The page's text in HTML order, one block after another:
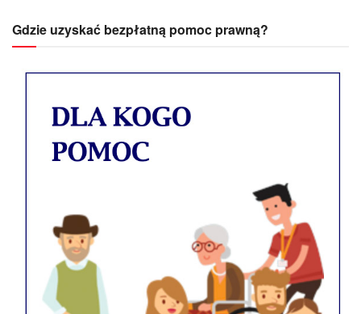
Gdzie uzyskać bezpłatną pomoc prawną?